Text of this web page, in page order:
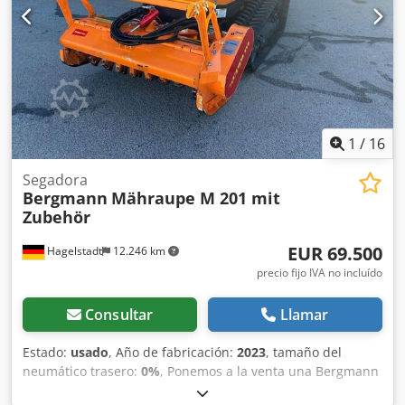
hasta nueve veces. Llenado continuo: La máquina permite
el llenado continuo por parte de todos los usuarios. El
conducto de alimentación puede permanecer abierto
durante el proceso de trabajo, facilitando y acelerando la
compactación de residuos.
1 / 16
Hagelstadt 12.246 km
Segadora
Bergmann Mähraupe M 201 mit
Zubehör
EUR 69.500
precio fijo IVA no incluído
Consultar Llamar
Estado: usado, Año de fabricación: 2023, tamaño del
neumático trasero: 0%, Ponemos a la venta una Bergmann
Raupe M 201 usada, año 2023, con aproximadamente 155